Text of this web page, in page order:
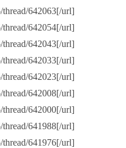
thread/642063[/url]
thread/642054[/url]
thread/642043[/url]
thread/642033[/url]
thread/642023[/url]
thread/642008[/url]
thread/642000[/url]
thread/641988[/url]
thread/641976[/url]